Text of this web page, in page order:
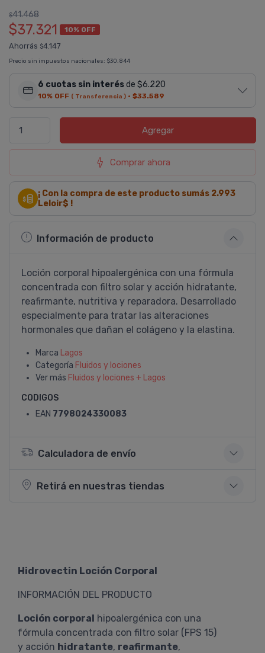
$41.468
$37.321 10% OFF
Ahorrás $4.147
Precio sin impuestos nacionales: $30.844
6 cuotas sin interésde $6.220
10% OFF ( Transferencia ) · $33.589
Agregar
Comprar ahora
¡ Con la compra de este producto sumás 2.993
Leloir$ !
Información de producto
Loción corporal hipoalergénica con una fórmula
concentrada con filtro solar y acción hidratante,
reafirmante, nutritiva y reparadora. Desarrollado
especialmente para tratar las alteraciones
hormonales que dañan el colágeno y la elastina.
Marca Lagos
Categoría Fluidos y lociones
Ver más Fluidos y lociones + Lagos
CODIGOS
EAN 7798024330083
Calculadora de envío
Retirá en nuestras tiendas
Hidrovectin Loción Corporal
INFORMACIÓN DEL PRODUCTO
Loción corporal hipoalergénica con una
fórmula concentrada con filtro solar (FPS 15)
y acción hidratante, reafirmante,